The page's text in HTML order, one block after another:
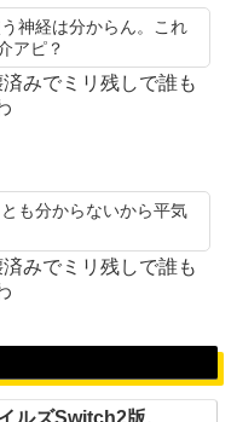
神経は分からん。これ
アピ？
みでミリ残しで誰も
も分からないから平気
みでミリ残しで誰も
ルズSwitch2版、